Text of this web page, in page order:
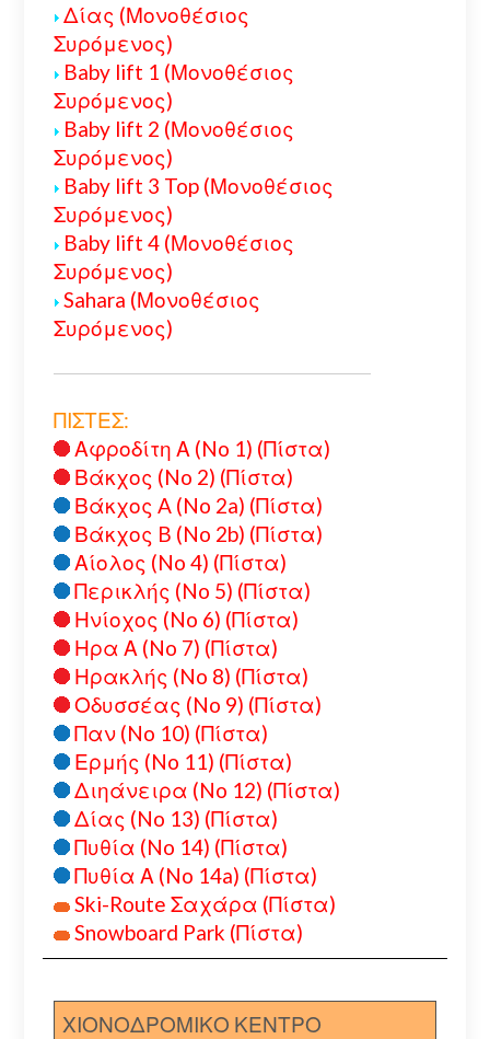
Δίας (Μονοθέσιος
Συρόμενος)
Baby lift 1 (Μονοθέσιος
Συρόμενος)
Baby lift 2 (Μονοθέσιος
Συρόμενος)
Baby lift 3 Top (Μονοθέσιος
Συρόμενος)
Baby lift 4 (Μονοθέσιος
Συρόμενος)
Sahara (Μονοθέσιος
Συρόμενος)
ΠΙΣΤΕΣ:
Αφροδίτη Α (No 1) (Πίστα)
Βάκχος (No 2) (Πίστα)
Βάκχος A (No 2a) (Πίστα)
Βάκχος B (No 2b) (Πίστα)
Αίολος (No 4) (Πίστα)
Περικλής (No 5) (Πίστα)
Ηνίοχος (No 6) (Πίστα)
Ηρα Α (No 7) (Πίστα)
Ηρακλής (No 8) (Πίστα)
Οδυσσέας (No 9) (Πίστα)
Παν (No 10) (Πίστα)
Ερμής (No 11) (Πίστα)
Διηάνειρα (No 12) (Πίστα)
Δίας (No 13) (Πίστα)
Πυθία (No 14) (Πίστα)
Πυθία Α (No 14a) (Πίστα)
Ski-Route Σαχάρα (Πίστα)
Snowboard Park (Πίστα)
ΧΙΟΝΟΔΡΟΜΙΚΟ ΚΕΝΤΡΟ